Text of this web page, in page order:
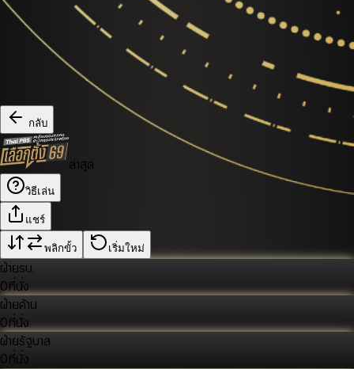
กลับ
ล่าสุด
วิธีเล่น
แชร์
พลิกขั้ว เริ่มใหม่
ฝ่ายรบ.
0ที่นั่ง
ฝ่ายค้าน
0ที่นั่ง
ฝ่ายรัฐบาล
0ที่นั่ง